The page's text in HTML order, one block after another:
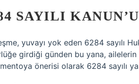
SAYILI
yuvayı yok eden 6284 sayılı
girdiği günden bu yana, ailelerin
önerisi olarak 6284 sayılı